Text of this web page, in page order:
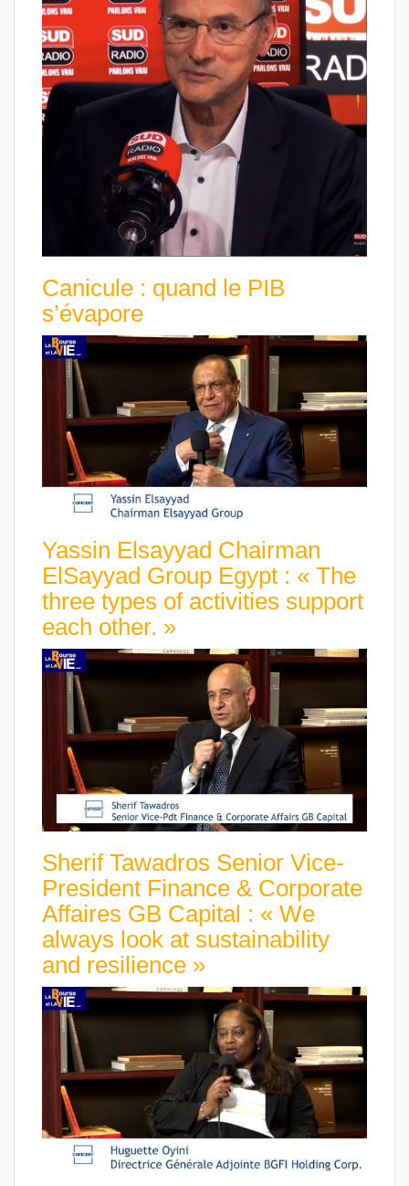
Canicule : quand le PIB
s’évapore
Yassin Elsayyad Chairman
ElSayyad Group Egypt : « The
three types of activities support
each other. »
Sherif Tawadros Senior Vice-
President Finance & Corporate
Affaires GB Capital : « We
always look at sustainability
and resilience »